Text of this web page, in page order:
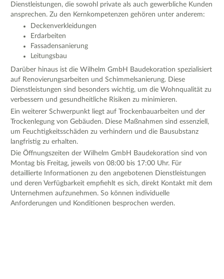
Dienstleistungen, die sowohl private als auch gewerbliche Kunden
ansprechen. Zu den Kernkompetenzen gehören unter anderem:
Deckenverkleidungen
Erdarbeiten
Fassadensanierung
Leitungsbau
Darüber hinaus ist die Wilhelm GmbH Baudekoration spezialisiert
auf Renovierungsarbeiten und Schimmelsanierung. Diese
Dienstleistungen sind besonders wichtig, um die Wohnqualität zu
verbessern und gesundheitliche Risiken zu minimieren.
Ein weiterer Schwerpunkt liegt auf Trockenbauarbeiten und der
Trockenlegung von Gebäuden. Diese Maßnahmen sind essenziell,
um Feuchtigkeitsschäden zu verhindern und die Bausubstanz
langfristig zu erhalten.
Die Öffnungszeiten der Wilhelm GmbH Baudekoration sind von
Montag bis Freitag, jeweils von 08:00 bis 17:00 Uhr. Für
detaillierte Informationen zu den angebotenen Dienstleistungen
und deren Verfügbarkeit empfiehlt es sich, direkt Kontakt mit dem
Unternehmen aufzunehmen. So können individuelle
Anforderungen und Konditionen besprochen werden.